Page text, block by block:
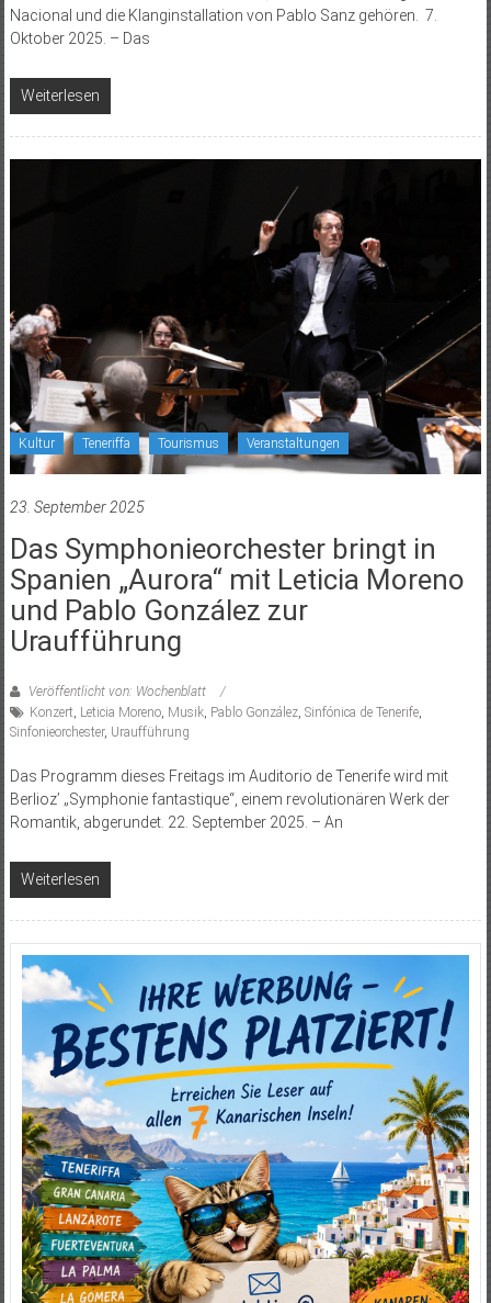
Nacional und die Klanginstallation von Pablo Sanz gehören. 7.
Oktober 2025. – Das
Weiterlesen
Kultur Teneriffa Tourismus Veranstaltungen
23. September 2025
Das Symphonieorchester bringt in
Spanien „Aurora“ mit Leticia Moreno
und Pablo González zur
Uraufführung
Veröffentlicht von: Wochenblatt
Konzert, Leticia Moreno, Musik, Pablo González, Sinfónica de Tenerife,
Sinfonieorchester, Uraufführung
Das Programm dieses Freitags im Auditorio de Tenerife wird mit
Berlioz’ „Symphonie fantastique“, einem revolutionären Werk der
Romantik, abgerundet. 22. September 2025. – An
Weiterlesen